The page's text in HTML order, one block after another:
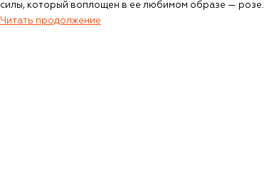
силы, который воплощен в ее любимом образе — розе.
Романтичный цветок с острыми шипами, словно
Читать продолжение